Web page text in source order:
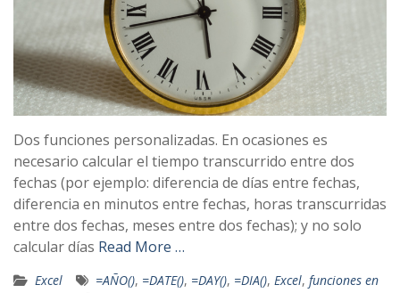
Dos funciones personalizadas. En ocasiones es
necesario calcular el tiempo transcurrido entre dos
fechas (por ejemplo: diferencia de días entre fechas,
diferencia en minutos entre fechas, horas transcurridas
entre dos fechas, meses entre dos fechas); y no solo
calcular días Read More …
Excel =AÑO(), =DATE(), =DAY(), =DIA(), Excel, funciones en